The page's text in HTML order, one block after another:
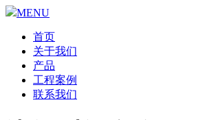
MENU
首页
关于我们
产品
工程案例
联系我们